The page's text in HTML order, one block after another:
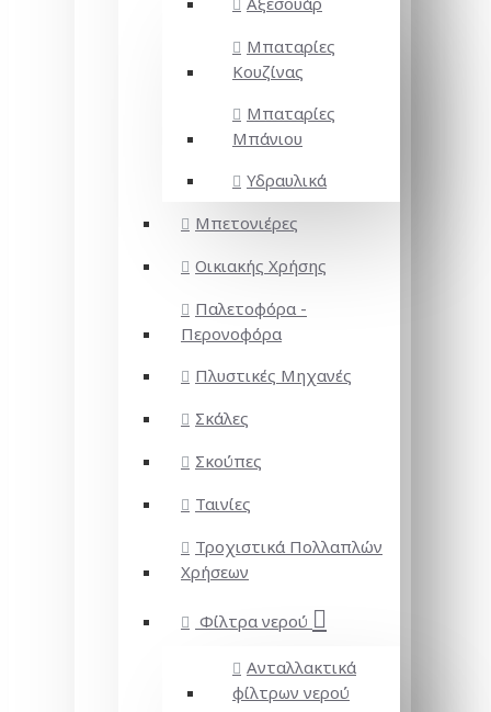
Μπαταρίες
Κουζίνας
Μπαταρίες
Μπάνιου
Υδραυλικά
Μπετονιέρες
Οικιακής Χρήσης
Παλετοφόρα -
Περονοφόρα
Πλυστικές Μηχανές
Σκάλες
Σκούπες
Ταινίες
Τροχιστικά Πολλαπλών
Χρήσεων
Φίλτρα νερού
Ανταλλακτικά
φίλτρων νερού